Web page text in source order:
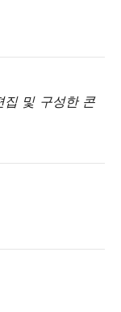
및 구성한 콘